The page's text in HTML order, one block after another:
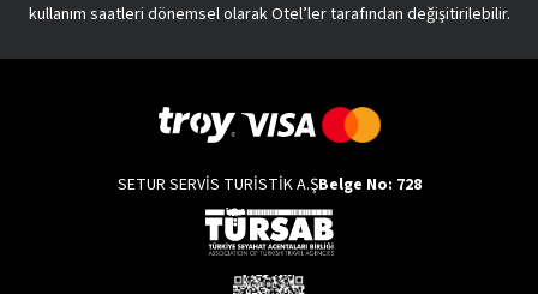
kullanım saatleri dönemsel olarak Otel’ler tarafından değişitirilebilir.
SETUR SERVİS TURİSTİK A.ŞBelge No: 728